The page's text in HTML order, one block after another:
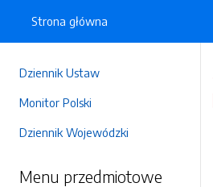
Dziennik Ustaw
Monitor Polski
Dziennik Wojewódzki
Menu przedmiotowe
Strona główna